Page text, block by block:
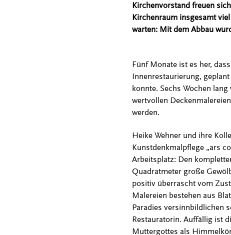
Kirchenvorstand freuen
Kirchenraum insgesamt
warten: Mit dem Abbau
Fünf Monate ist es her,
Innenrestaurierung,
konnte. Sechs Wochen
wertvollen
werden.
Heike Wehner und ihre
Kunstdenkmalpflege „ars
Arbeitsplatz: Den
Quadratmeter große
positiv überrascht vom
Malereien bestehen aus
Paradies versinnbildlichen
Restauratorin. Auffällig ist
Muttergottes als